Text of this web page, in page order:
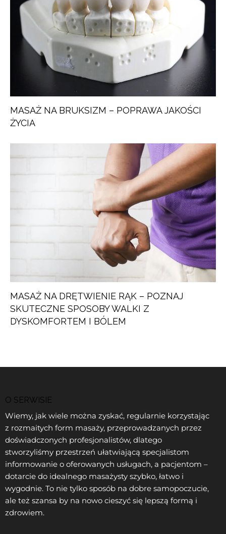
MASAŻ NA BRUKSIZM – POPRAWA JAKOŚCI
ŻYCIA
MASAŻ NA DRĘTWIENIE RĄK – POZNAJ
SKUTECZNE SPOSOBY WALKI Z
DYSKOMFORTEM I BÓLEM
O SERWISIE
Wiemy, jak wiele można zyskać, regularnie korzystając
z rozmaitych form masaży, przeprowadzanych przez
doświadczonych profesjonalistów, dlatego
stworzyliśmy przestrzeń ułatwiającą specjalistom
informowanie o oferowanych usługach, a pacjentom –
dotarcie do idealnego masażysty szybko, łatwo i
wygodnie. To nie tylko sposób na dobre samopoczucie,
ale też szansa by na nowo cieszyć się lepszą formą i
zdrowiem.